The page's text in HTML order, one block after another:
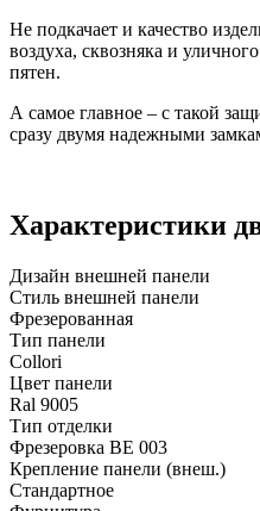
Не подкачает и качество
воздуха, сквозняка и
пятен.
А самое главное – с такой
сразу двумя надежными
Характеристики
Дизайн внешней панели
Стиль внешней панели
Фрезерованная
Тип панели
Collori
Цвет панели
Ral 9005
Тип отделки
Фрезеровка BE 003
Крепление панели (внеш.)
Стандартное